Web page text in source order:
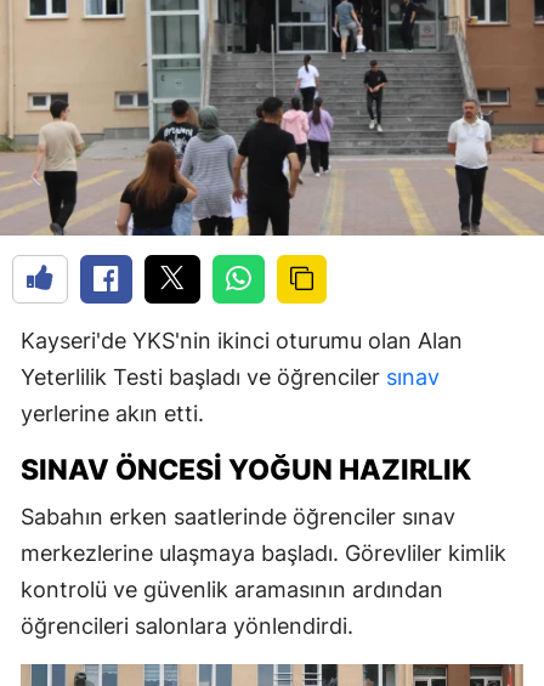
Kayseri'de YKS'nin ikinci oturumu olan Alan
Yeterlilik Testi başladı ve öğrenciler sınav
yerlerine akın etti.
SINAV ÖNCESI YOĞUN HAZIRLIK
Sabahın erken saatlerinde öğrenciler sınav
merkezlerine ulaşmaya başladı. Görevliler kimlik
kontrolü ve güvenlik aramasının ardından
öğrencileri salonlara yönlendirdi.